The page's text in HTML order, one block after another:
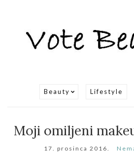
Beauty Lifestyle
Moji omiljeni
17. prosinca 2016.